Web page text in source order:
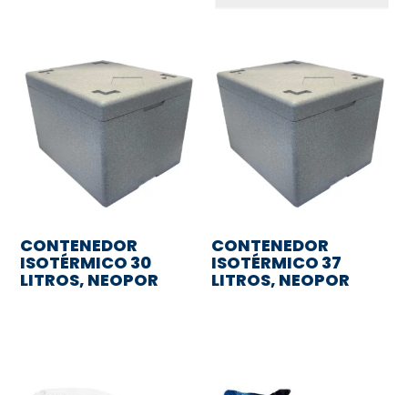
CONTENEDOR
ISOTÉRMICO 30
LITROS, NEOPOR
CONTENEDOR
ISOTÉRMICO 37
LITROS, NEOPOR